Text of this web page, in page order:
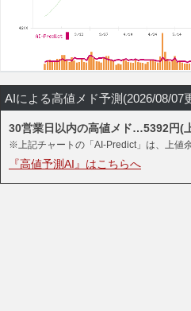
AIによる高値メド予測(2026/08/07
30営業日以内の高値メド…5392円(
※上記チャートの「AI-Predict」は、上値
『高値予測AI』はこちらへ